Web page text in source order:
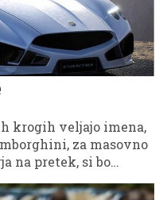
krogih veljajo imena,
za masovno
na pretek, si bo